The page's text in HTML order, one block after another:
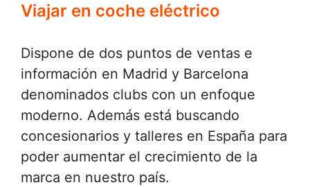
Viajar en coche eléctrico
Dispone de dos puntos de ventas e
información en Madrid y Barcelona
denominados clubs con un enfoque
moderno. Además está buscando
concesionarios y talleres en España para
poder aumentar el crecimiento de la
marca en nuestro país.